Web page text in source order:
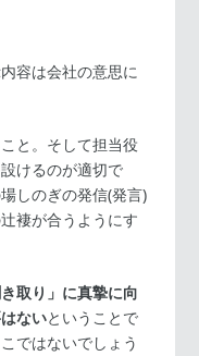
容は会社の意思に
と。そして担当役
けるのが適切で
しのぎの発信(発言)
褄が合うようにす
取り」に真摯に向
ないということで
ではないでしょう